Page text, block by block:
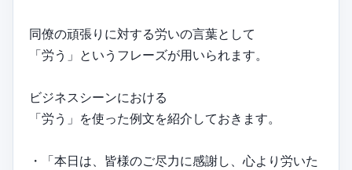
同僚の頑張りに対する労いの言葉として
「労う」というフレーズが用いられます。
ビジネスシーンにおける
「労う」を使った例文を紹介しておきます。
・「本日は、皆様のご尽力に感謝し、心より労いた